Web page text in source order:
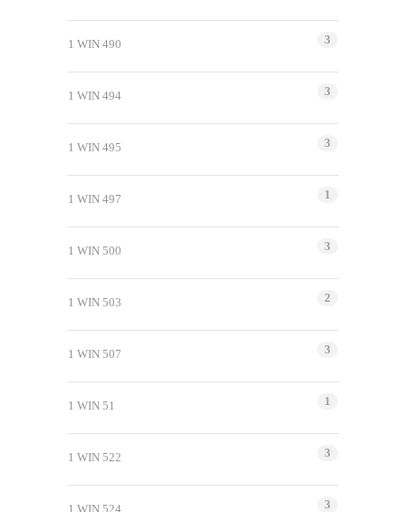
1 WIN 490 3
1 WIN 494 3
1 WIN 495 3
1 WIN 497 1
1 WIN 500 3
1 WIN 503 2
1 WIN 507 3
1 WIN 51 1
1 WIN 522 3
1 WIN 524 3